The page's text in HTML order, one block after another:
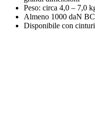
Peso: circa 4,0 – 7,0
Almeno 1000 daN BC
Disponibile con